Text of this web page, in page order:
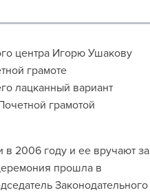
центра Игорю Ушакову
грамоте
лацканный вариант
грамотой
в 2006 году и ее вручают за
прошла в
Законодательного